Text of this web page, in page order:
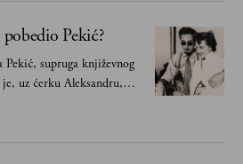
Pekić?
supruga književnog
uz ćerku Aleksandru,
pisca. Ovu priču o